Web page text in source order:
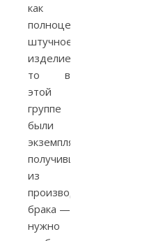
как
полноценное
штучное
изделие,
то в
этой
группе
были
экземпляры,
получившиеся
из
производственного
брака —
нужно